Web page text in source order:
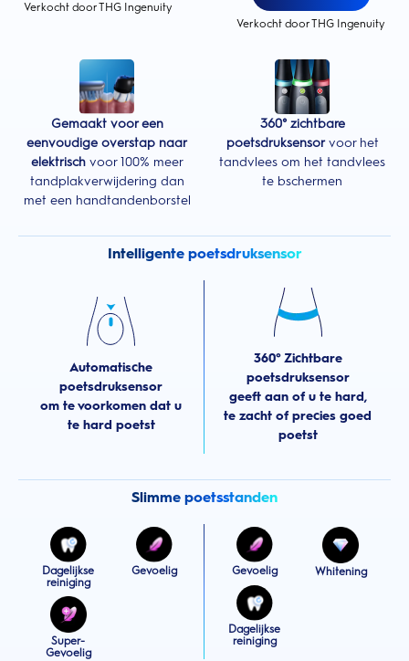
Verkocht door THG Ingenuity
Verkocht door THG Ingenuity
Gemaakt voor een
eenvoudige overstap naar
elektrischvoor 100% meer
tandplakverwijdering dan
met een handtandenborstel
360° zichtbare
poetsdruksensorvoor het
tandvlees om het tandvlees
te bschermen
Intelligente poetsdruksensor
Automatische
poetsdruksensor
om te voorkomen dat u
te hard poetst
360° Zichtbare
poetsdruksensor
geeft aan of u te hard,
te zacht of precies goed
poetst
Slimme poetsstanden
Dagelijkse
reiniging
Gevoelig
Super-
Gevoelig
Gevoelig Whitening
Dagelijkse
reiniging